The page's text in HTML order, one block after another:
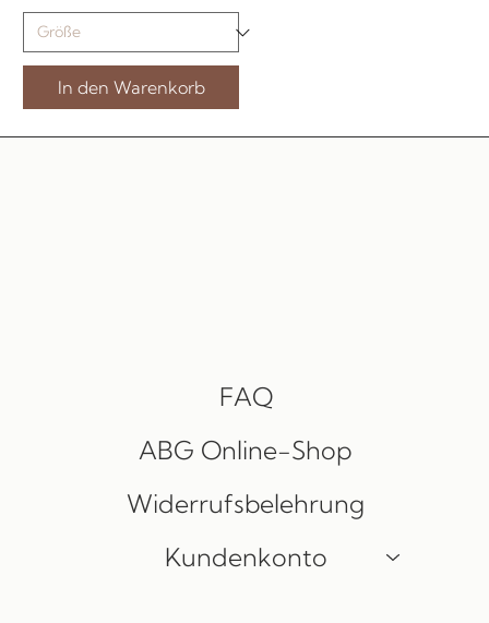
In den Warenkorb
FAQ
ABG Online-Shop
Widerrufsbelehrung
Kundenkonto